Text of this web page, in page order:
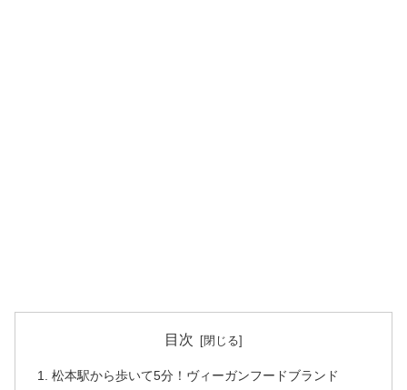
目次
松本駅から歩いて5分！ヴィーガンフードブランド